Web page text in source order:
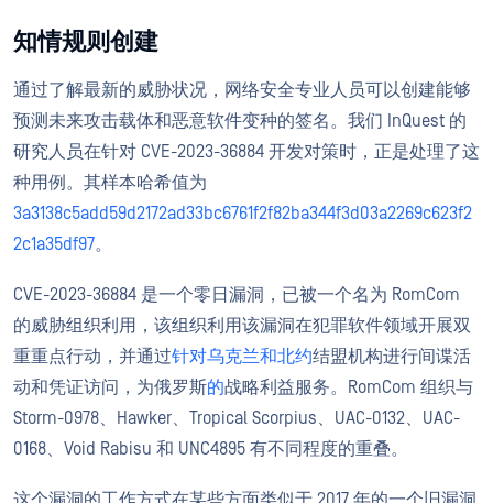
知情规则创建
通过了解最新的威胁状况，网络安全专业人员可以创建能够
预测未来攻击载体和恶意软件变种的签名。我们 InQuest 的
研究人员在针对 CVE-2023-36884 开发对策时，正是处理了这
种用例。其样本哈希值为
3a3138c5add59d2172ad33bc6761f2f82ba344f3d03a2269c623f2
2c1a35df97。
CVE-2023-36884 是一个零日漏洞，已被一个名为 RomCom
的威胁组织利用，该组织利用该漏洞在犯罪软件领域开展双
重重点行动，并通过针对乌克兰和北约结盟机构进行间谍活
动和凭证访问，为俄罗斯的战略利益服务。RomCom 组织与
Storm-0978、Hawker、Tropical Scorpius、UAC-0132、UAC-
0168、Void Rabisu 和 UNC4895 有不同程度的重叠。